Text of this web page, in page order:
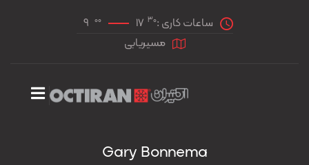
ساعات کاری : 17 30
9 00
مسیریابی
Gary Bonnema